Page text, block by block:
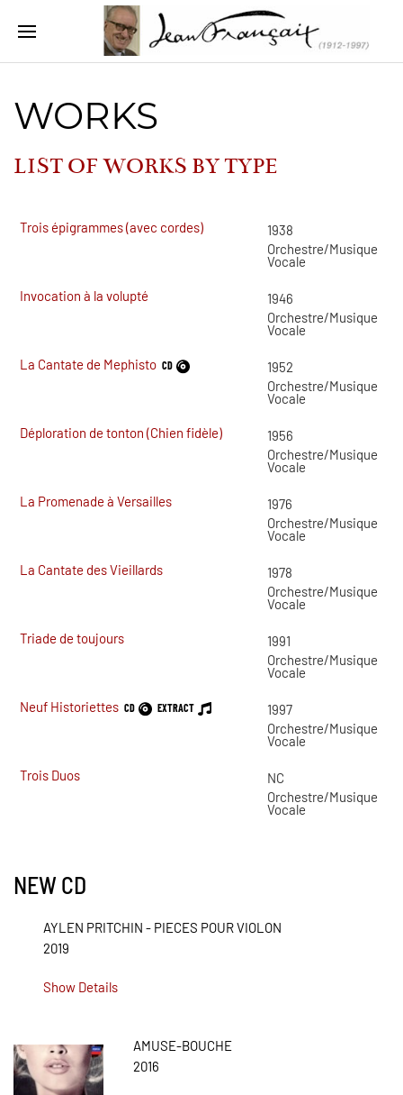
WORKS
LIST OF WORKS BYTYPE
Trois épigrammes (avec cordes)
1938
Orchestre/Musique
Vocale
Invocation à la volupté
1946
Orchestre/Musique
Vocale
La Cantate de Mephisto CD
1952
Orchestre/Musique
Vocale
Déploration de tonton (Chien fidèle)
1956
Orchestre/Musique
Vocale
La Promenade à Versailles
1976
Orchestre/Musique
Vocale
La Cantate des Vieillards
1978
Orchestre/Musique
Vocale
Triade de toujours
1991
Orchestre/Musique
Vocale
Neuf Historiettes CD EXTRACT
1997
Orchestre/Musique
Vocale
Trois Duos
NC
Orchestre/Musique
Vocale
NEW CD
AYLEN PRITCHIN - PIECES POUR VIOLON
2019
Show Details
AMUSE-BOUCHE
2016